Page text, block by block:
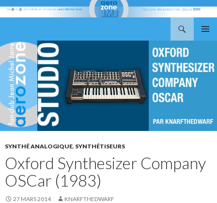
AU
CONTENU
SYNTHÉ ANALOGIQUE, SYNTHÉTISEURS
Oxford Synthesizer Company
OSCar (1983)
27 MARS 2014 KNARFTHEDWARF